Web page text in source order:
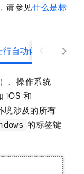
请参见什么是标
自动化运维
、操作系统
iOS 和
境涉及的所有
的标签键